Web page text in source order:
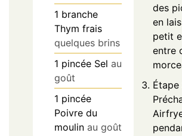
1 branche
Thym frais
quelques brins
1 pincée Sel au
goût
1 pincée
Poivre du
moulin au goût
des
en
petit
entre
Étape